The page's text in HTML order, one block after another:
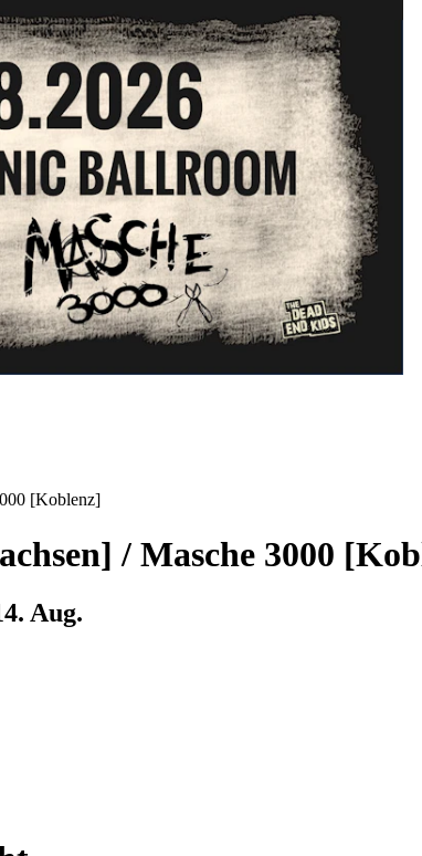
[Koblenz]
/ Masche 3000
Aug.